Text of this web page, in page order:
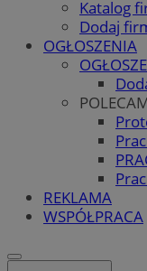
Katalog
Dodaj
OGŁOSZENIA
REKLAMA
WSPÓŁPRACA